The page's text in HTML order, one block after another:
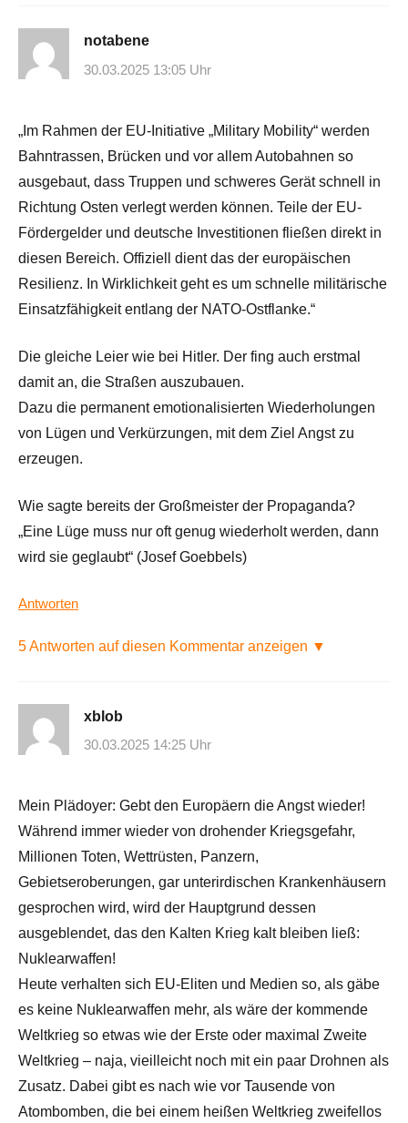
notabene
30.03.2025 13:05 Uhr
„Im Rahmen der EU-Initiative „Military Mobility“ werden
Bahntrassen, Brücken und vor allem Autobahnen so
ausgebaut, dass Truppen und schweres Gerät schnell in
Richtung Osten verlegt werden können. Teile der EU-
Fördergelder und deutsche Investitionen fließen direkt in
diesen Bereich. Offiziell dient das der europäischen
Resilienz. In Wirklichkeit geht es um schnelle militärische
Einsatzfähigkeit entlang der NATO-Ostflanke.“
Die gleiche Leier wie bei Hitler. Der fing auch erstmal
damit an, die Straßen auszubauen.
Dazu die permanent emotionalisierten Wiederholungen
von Lügen und Verkürzungen, mit dem Ziel Angst zu
erzeugen.
Wie sagte bereits der Großmeister der Propaganda?
„Eine Lüge muss nur oft genug wiederholt werden, dann
wird sie geglaubt“ (Josef Goebbels)
Antworten
5 Antworten auf diesen Kommentar anzeigen ▼
xblob
30.03.2025 14:25 Uhr
Mein Plädoyer: Gebt den Europäern die Angst wieder!
Während immer wieder von drohender Kriegsgefahr,
Millionen Toten, Wettrüsten, Panzern,
Gebietseroberungen, gar unterirdischen Krankenhäusern
gesprochen wird, wird der Hauptgrund dessen
ausgeblendet, das den Kalten Krieg kalt bleiben ließ:
Nuklearwaffen!
Heute verhalten sich EU-Eliten und Medien so, als gäbe
es keine Nuklearwaffen mehr, als wäre der kommende
Weltkrieg so etwas wie der Erste oder maximal Zweite
Weltkrieg – naja, vieilleicht noch mit ein paar Drohnen als
Zusatz. Dabei gibt es nach wie vor Tausende von
Atombomben, die bei einem heißen Weltkrieg zweifellos